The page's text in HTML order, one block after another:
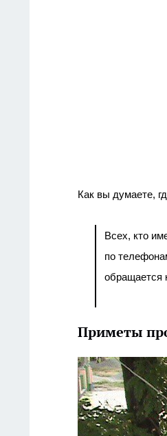
Как вы думаете,
Всех, кто
по
обращается
Приметы